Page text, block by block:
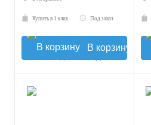
Купить в 1 клик Под заказ
В корзину